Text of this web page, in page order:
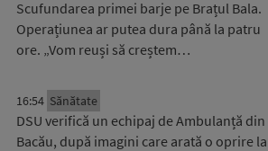
Scufundarea primei barje pe Brațul Bala.
Operațiunea ar putea dura până la patru
ore. „Vom reuși să creștem…
16:54 Sănătate
DSU verifică un echipaj de Ambulanță din
Bacău, după imagini care arată o oprire la